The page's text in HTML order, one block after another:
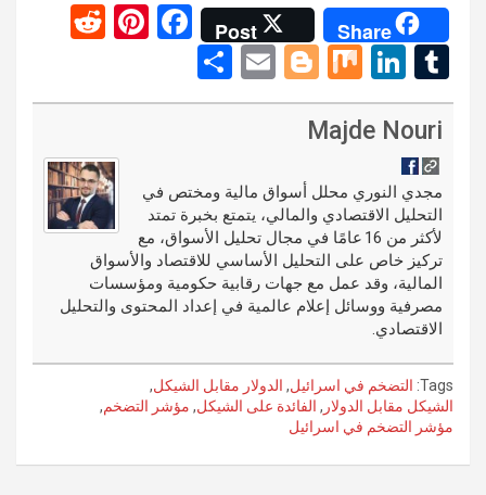
Share
Post
F
ce
o
k
Pi
er
t
d
t
T
u
m
bl
r
Li
n
ke
n
M
ix
Bl
o
er
E
m
h
Majde Nouri
مجدي النوري محلل أسواق مالية ومختص في
التحليل الاقتصادي والمالي، يتمتع بخبرة تمتد
لأكثر من 16 عامًا في مجال تحليل الأسواق، مع
تركيز خاص على التحليل الأساسي للاقتصاد والأسواق
المالية، وقد عمل مع جهات رقابية حكومية ومؤسسات
مصرفية ووسائل إعلام عالمية في إعداد المحتوى والتحليل
الاقتصادي.
Tags: التضخم في اسرائيل, الدولار مقابل الشيكل,
الشيكل مقابل الدولار , الفائدة على الشيكل, مؤشر التضخم,
مؤشر التضخم في اسرائيل